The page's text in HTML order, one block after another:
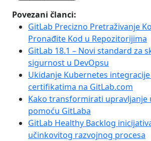
Povezani članci:
GitLab Precizno Pretraživanje
Pronađite Kod u Repozitorijima
GitLab 18.1 – Novi standard za
sigurnost u DevOpsu
Ukidanje Kubernetes
certifikatima na GitLab.com
Kako transformirati upravljanje
pomoću GitLaba
GitLab Healthy Backlog
učinkovitog razvojnog procesa